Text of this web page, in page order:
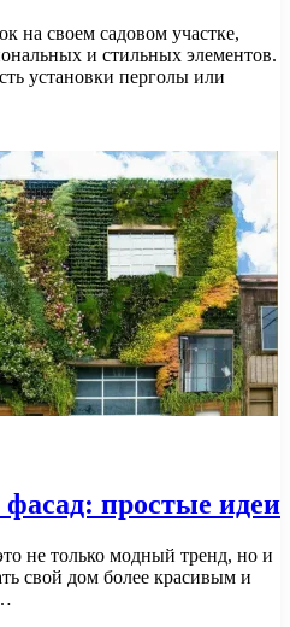
на своем садовом участке,
и стильных элементов.
установки перголы или
простые идеи
не только модный тренд, но и
свой дом более красивым и